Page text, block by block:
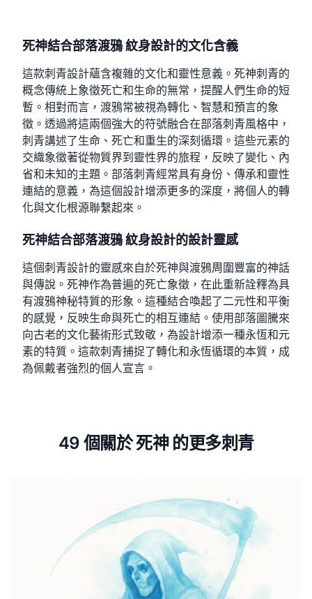
死神結合部落渡鴉 紋身設計的文化含義
這款刺青設計蘊含複雜的文化和靈性意義。死神刺青的
概念傳統上象徵死亡和生命的無常，提醒人們生命的短
暫。相對而言，渡鴉常被視為轉化、智慧和預言的象
徵。透過將這兩個強大的符號融合在部落刺青風格中，
刺青講述了生命、死亡和重生的深刻循環。這些元素的
交織象徵著從物質界到靈性界的旅程，反映了變化、內
省和未知的主題。部落刺青經常具有身份、傳承和靈性
連結的意義，為這個設計增添更多的深度，將個人的轉
化與文化根源聯繫起來。
死神結合部落渡鴉 紋身設計的設計靈感
這個刺青設計的靈感來自於死神與渡鴉周圍豐富的神話
與傳說。死神作為普遍的死亡象徵，在此重新詮釋為具
有渡鴉神秘特質的形象。這種結合喚起了二元性和平衡
的感覺，反映生命與死亡的相互連結。使用部落圖騰來
向古老的文化藝術形式致敬，為設計增添一種永恆和元
素的特質。這款刺青捕捉了轉化和永恆循環的本質，成
為佩戴者強烈的個人宣言。
49 個關於 死神 的更多刺青